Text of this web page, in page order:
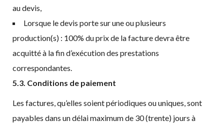
au devis,
Lorsque le devis porte sur une ou plusieurs
production(s) : 100% du prix de la facture devra être
acquitté à la fin d’exécution des prestations
correspondantes.
5.3. Conditions de paiement
Les factures, qu’elles soient périodiques ou uniques, sont
payables dans un délai maximum de 30 (trente) jours à